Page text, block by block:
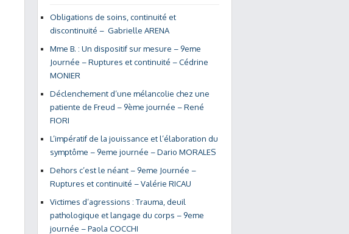
Obligations de soins, continuité et
discontinuité – Gabrielle ARENA
Mme B. : Un dispositif sur mesure – 9eme
Journée – Ruptures et continuité – Cédrine
MONIER
Déclenchement d’une mélancolie chez une
patiente de Freud – 9ème journée – René
FIORI
L’impératif de la jouissance et l’élaboration du
symptôme – 9eme journée – Dario MORALES
Dehors c’est le néant – 9eme Journée –
Ruptures et continuité – Valérie RICAU
Victimes d’agressions : Trauma, deuil
pathologique et langage du corps – 9eme
journée – Paola COCCHI